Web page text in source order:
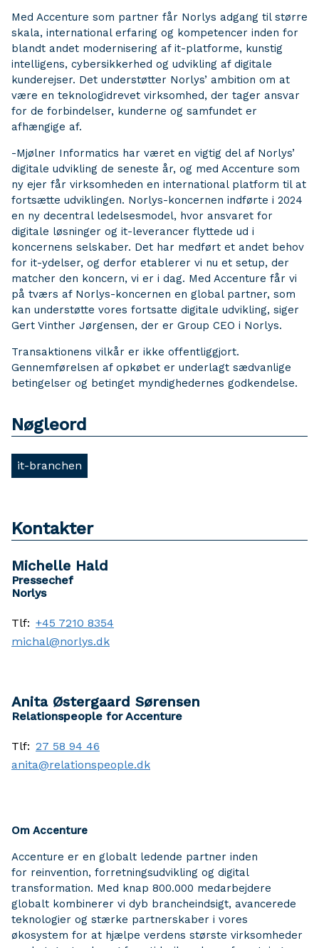
Med Accenture som partner får Norlys adgang til større
skala, international erfaring og kompetencer inden for
blandt andet modernisering af it-platforme, kunstig
intelligens, cybersikkerhed og udvikling af digitale
kunderejser. Det understøtter Norlys’ ambition om at
være en teknologidrevet virksomhed, der tager ansvar
for de forbindelser, kunderne og samfundet er
afhængige af.
-Mjølner Informatics har været en vigtig del af Norlys’
digitale udvikling de seneste år, og med Accenture som
ny ejer får virksomheden en international platform til at
fortsætte udviklingen. Norlys-koncernen indførte i 2024
en ny decentral ledelsesmodel, hvor ansvaret for
digitale løsninger og it-leverancer flyttede ud i
koncernens selskaber. Det har medført et andet behov
for it-ydelser, og derfor etablerer vi nu et setup, der
matcher den koncern, vi er i dag. Med Accenture får vi
på tværs af Norlys-koncernen en global partner, som
kan understøtte vores fortsatte digitale udvikling, siger
Gert Vinther Jørgensen, der er Group CEO i Norlys.
Transaktionens vilkår er ikke offentliggjort.
Gennemførelsen af opkøbet er underlagt sædvanlige
betingelser og betinget myndighedernes godkendelse.
Nøgleord
it-branchen
Kontakter
Michelle Hald
Pressechef
Norlys
Tlf: +45 7210 8354
michal@norlys.dk
Anita Østergaard Sørensen
Relationspeople for Accenture
Tlf: 27 58 94 46
anita@relationspeople.dk
Om Accenture
Accenture er en globalt ledende partner inden
for reinvention, forretningsudvikling og digital
transformation. Med knap 800.000 medarbejdere
globalt kombinerer vi dyb brancheindsigt, avancerede
teknologier og stærke partnerskaber i vores
økosystem for at hjælpe verdens største virksomheder